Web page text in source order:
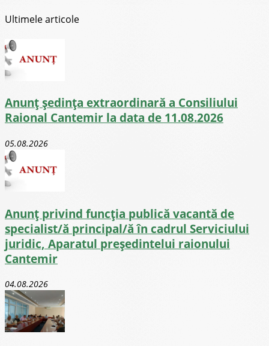
Ultimele articole
Anunț ședința extraordinară a Consiliului
Raional Cantemir la data de 11.08.2026
05.08.2026
Anunț privind funcția publică vacantă de
specialist/ă principal/ă în cadrul Serviciului
juridic, Aparatul președintelui raionului
Cantemir
04.08.2026